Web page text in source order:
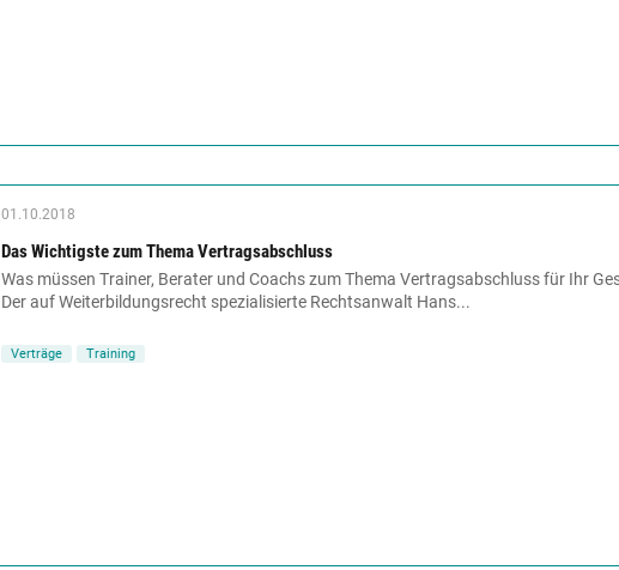
01.10.2018
Das Wichtigste zum Thema Vertragsabschluss
Was müssen Trainer, Berater und Coachs zum Thema Vertragsabschluss für Ihr
Der auf Weiterbildungsrecht spezialisierte Rechtsanwalt Hans...
Verträge Training